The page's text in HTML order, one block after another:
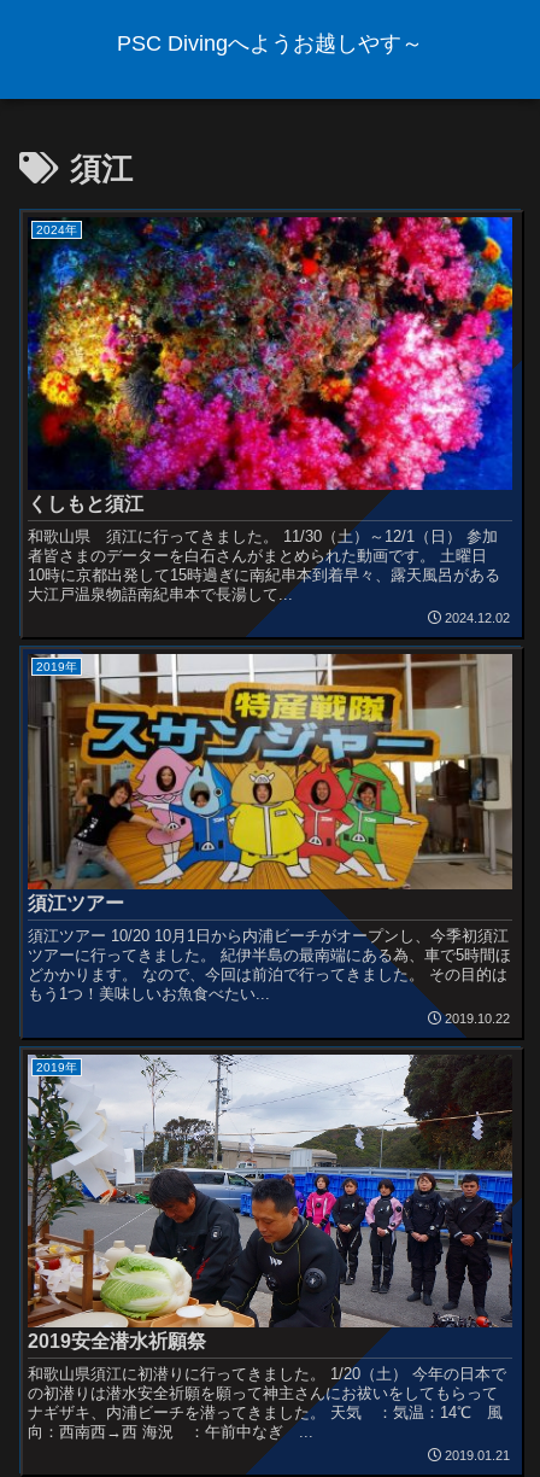
PSC Divingへようお越しやす～
須江
2024年
くしもと須江
和歌山県 須江に行ってきました。 11/30（土）～12/1（日） 参加
者皆さまのデーターを白石さんがまとめられた動画です。 土曜日
10時に京都出発して15時過ぎに南紀串本到着早々、露天風呂がある
大江戸温泉物語南紀串本で長湯して...
2024.12.02
2019年
須江ツアー
須江ツアー 10/20 10月1日から内浦ビーチがオープンし、今季初須江
ツアーに行ってきました。 紀伊半島の最南端にある為、車で5時間ほ
どかかります。 なので、今回は前泊で行ってきました。 その目的は
もう1つ！美味しいお魚食べたい...
2019.10.22
2019年
2019安全潜水祈願祭
和歌山県須江に初潜りに行ってきました。 1/20（土） 今年の日本で
の初潜りは潜水安全祈願を願って神主さんにお祓いをしてもらって
ナギザキ、内浦ビーチを潜ってきました。 天気 ：気温：14℃ 風
向：西南西→西 海況 ：午前中なぎ ...
2019.01.21